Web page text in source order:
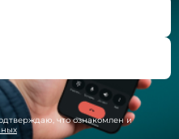
что ознакомлен и